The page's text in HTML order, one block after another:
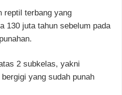
reptil terbang yang
130 juta tahun sebelum pada
2 subkelas, yakni
yang sudah punah